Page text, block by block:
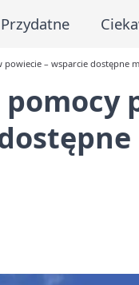
Przydatne
– wsparcie dostępne